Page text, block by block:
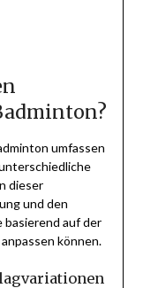
umfassen
dieser
und den
basierend auf der
können.